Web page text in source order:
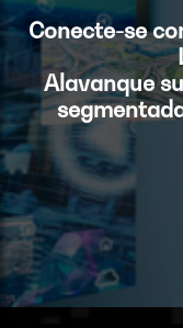
Conecte-se
Alavanque